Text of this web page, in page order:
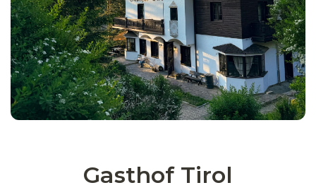
Gasthof Tirol